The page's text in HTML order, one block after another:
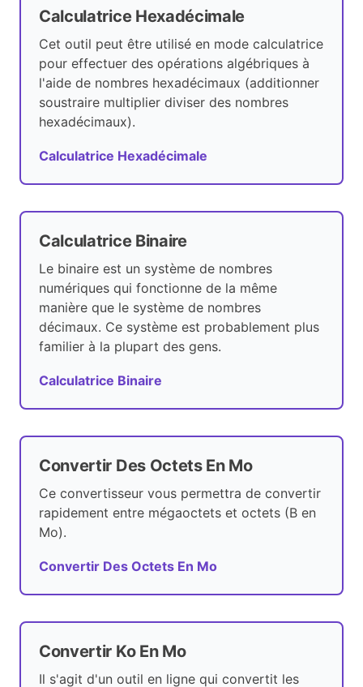
Calculatrice Hexadécimale
Cet outil peut être utilisé en mode calculatrice
pour effectuer des opérations algébriques à
l'aide de nombres hexadécimaux (additionner
soustraire multiplier diviser des nombres
hexadécimaux).
Calculatrice Hexadécimale
Calculatrice Binaire
Le binaire est un système de nombres
numériques qui fonctionne de la même
manière que le système de nombres
décimaux. Ce système est probablement plus
familier à la plupart des gens.
Calculatrice Binaire
Convertir Des Octets En Mo
Ce convertisseur vous permettra de convertir
rapidement entre mégaoctets et octets (B en
Mo).
Convertir Des Octets En Mo
Convertir Ko En Mo
Il s'agit d'un outil en ligne qui convertit les